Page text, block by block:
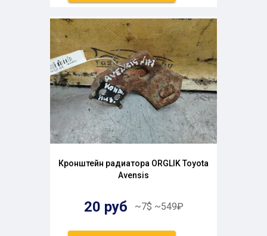
Кронштейн радиатора ORGLIK Toyota
Avensis
20 руб ~7$ ~549₽